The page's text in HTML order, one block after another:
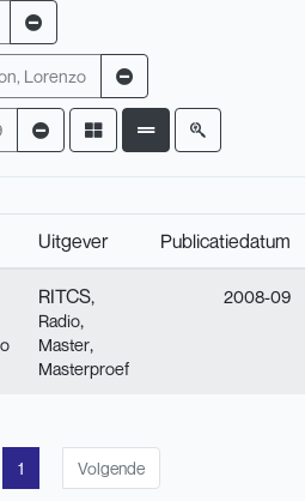
Lorenzo
Uitgever Publicatiedatum
RITCS,
Radio,
Master,
Masterproef
2008-09
1 Volgende